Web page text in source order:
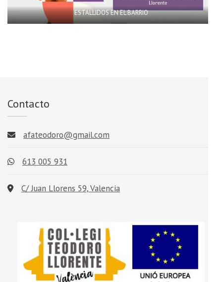
ESTALLIDOS EN EL BARRIO
Contacto
afateodoro@gmail.com
613 005 931
C/ Juan Llorens 59, Valencia